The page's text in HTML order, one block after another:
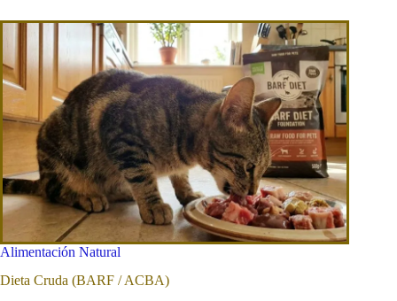
Alimentación Natural
Dieta Cruda (BARF / ACBA)